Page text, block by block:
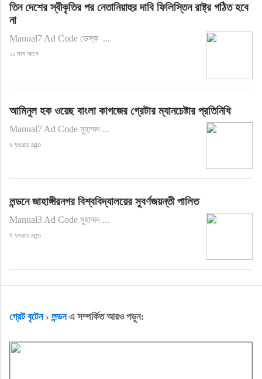
তিন দেশের স্বীকৃতির পর নেতানিয়াহুর দাবি ফিলিস্তিন রাষ্ট্র গঠিত হবে
না
Manual7 Ad Code ডেস্ক ...
১১ মাস আগে
আমিনুল হক ওয়েছ বাংলা কাগজের গ্রেটার ম্যানচেষ্টার প্রতিনিধি
Manual7 Ad Code মুহাম্মদ ...
৪ years ago
লন্ডনে জাহাঙ্গীরনগর বিশ্ববিদ্যালয়ের সুবর্ণজয়ন্তী পালিত
Manual3 Ad Code মুহাম্মদ ...
৪ years ago
গ্রেট বৃটেন› লন্ডনএ সম্পর্কিত আরও পড়ুন: